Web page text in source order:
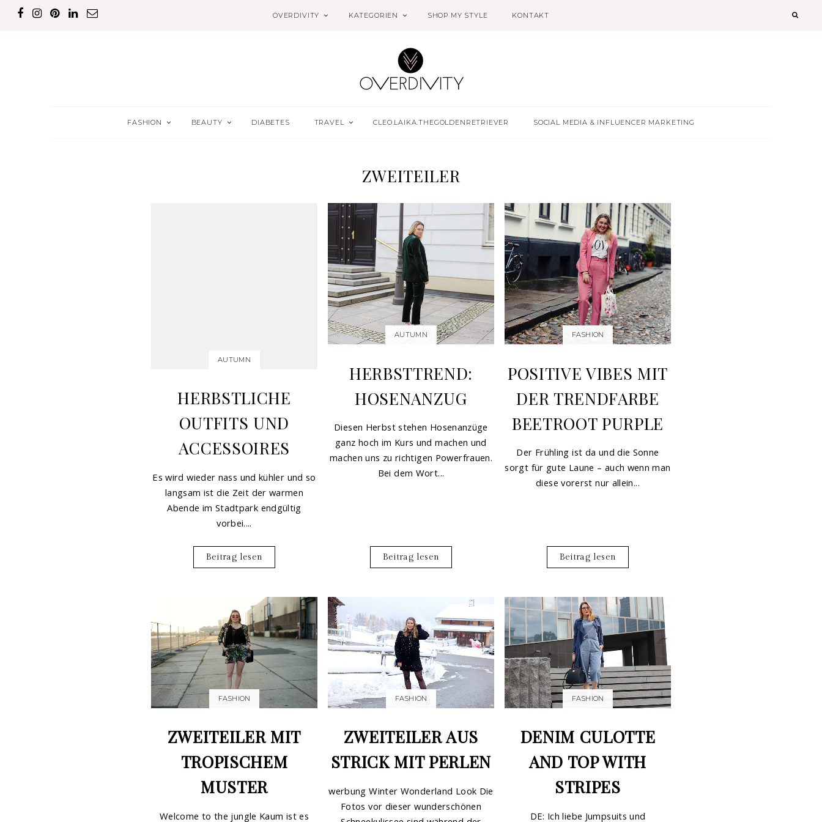
OVERDIVITY KATEGORIEN SHOP MY STYLE KONTAKT
FASHION BEAUTY DIABETES TRAVEL CLEO.LAIKA.THEGOLDENRETRIEVER SOCIAL MEDIA & INFLUENCER MARKETING
ZWEITEILER
AUTUMN
HERBSTLICHE
OUTFITS UND
ACCESSOIRES
Es wird wieder nass und kühler und so
langsam ist die Zeit der warmen
Abende im Stadtpark endgültig
vorbei....
Beitrag lesen
AUTUMN
HERBSTTREND:
HOSENANZUG
Diesen Herbst stehen Hosenanzüge
ganz hoch im Kurs und machen und
machen uns zu richtigen Powerfrauen.
Bei dem Wort...
Beitrag lesen
FASHION
POSITIVE VIBES MIT
DER TRENDFARBE
BEETROOT PURPLE
Der Frühling ist da und die Sonne
sorgt für gute Laune – auch wenn man
diese vorerst nur allein...
Beitrag lesen
FASHION
ZWEITEILER MIT
TROPISCHEM
MUSTER
Welcome to the jungle Kaum ist es
FASHION
ZWEITEILER AUS
STRICK MIT PERLEN
werbung Winter Wonderland Look Die
Fotos vor dieser wunderschönen
FASHION
DENIM CULOTTE
AND TOP WITH
STRIPES
DE: Ich liebe Jumpsuits und